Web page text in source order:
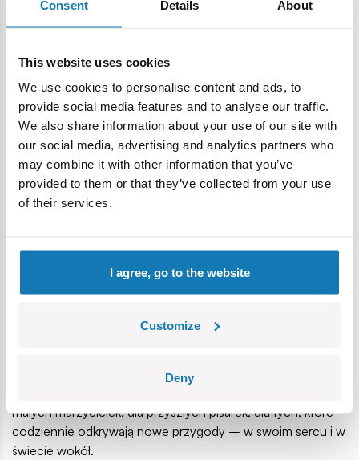
Consent Details About
This website uses cookies
We use cookies to personalise content and ads, to
provide social media features and to analyse our traffic.
We also share information about your use of our site with
our social media, advertising and analytics partners who
may combine it with other information that you’ve
provided to them or that they’ve collected from your use
of their services.
I agree, go to the website
Customize
Deny
Dlaczego warto mieć swój pluszowy pamiętnik?
lub do plecaka
Pomaga rozwijać wyobraźnię i uczy, jak pięknie
opowiadać o swoich uczuciach
Zachęca do tworzenia – możesz pisać, rysować i
dekorować
Z motywem z ulubionej bajki „Gabi’s Dollhouse” – dla
prawdziwych fanek
Idealny na prezent – magiczny, osobisty i wyjątkowy
Długopis do zapisywania marzeń i przygód
35 ozdobnych naklejek na 3 arkuszach
Dla kogo jest ten pamiętnik?
małe-wielkie sekrety, bujną wyobraźnię i potrzebuje miejsca
małych marzycielek, dla przyszłych pisarek, dla tych, które
codziennie odkrywają nowe przygody – w swoim sercu i w
świecie wokół.